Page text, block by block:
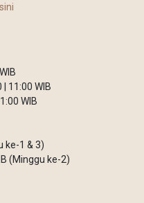
sini
11:00 WIB
WIB
ke-1 & 3)
(Minggu ke-2)